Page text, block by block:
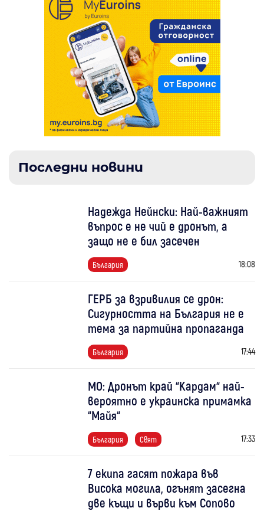
Последни новини
Надежда Нейнски: Най-важният
въпрос е не чий е дронът, а
защо не е бил засечен
България 18:08
ГЕРБ за взривилия се дрон:
Сигурността на България не е
тема за партийна пропаганда
България 17:44
МО: Дронът край “Кардам“ най-
вероятно е украинска примамка
“Майя“
България Свят 17:33
7 екипа гасят пожара във
Висока могила, огънят засегна
две къщи и върви към Сопово